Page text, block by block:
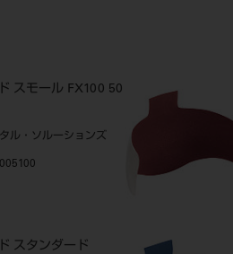
スモール FX100 50
ル・ソルーションズ
スタンダード